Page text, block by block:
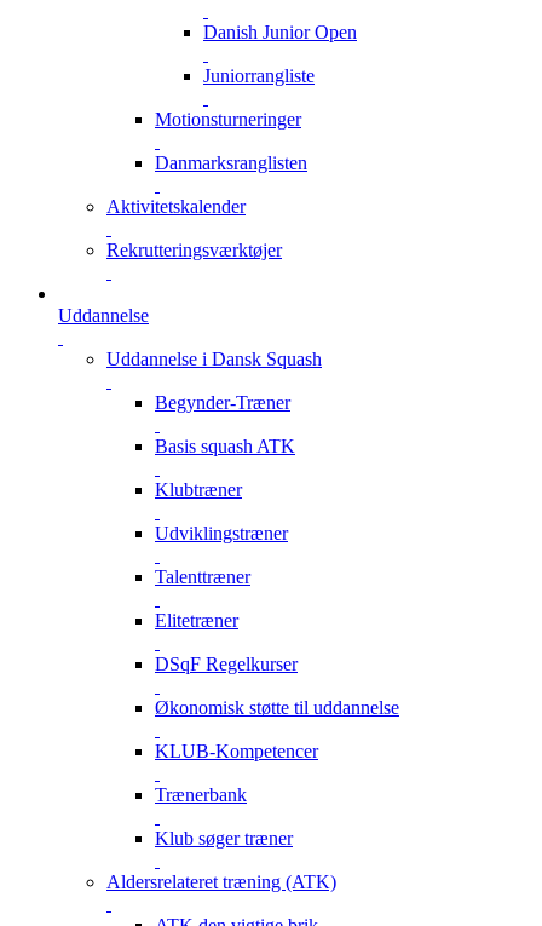
Danish Junior Open
Juniorrangliste
Motionsturneringer
Danmarksranglisten
Aktivitetskalender
Rekrutteringsværktøjer
Uddannelse
Uddannelse i Dansk Squash
Begynder-Træner
Basis squash ATK
Klubtræner
Udviklingstræner
Talenttræner
Elitetræner
DSqF Regelkurser
Økonomisk støtte til uddannelse
KLUB-Kompetencer
Trænerbank
Klub søger træner
Aldersrelateret træning (ATK)